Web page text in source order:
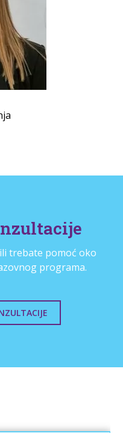
trebate pomoć oko
programa.